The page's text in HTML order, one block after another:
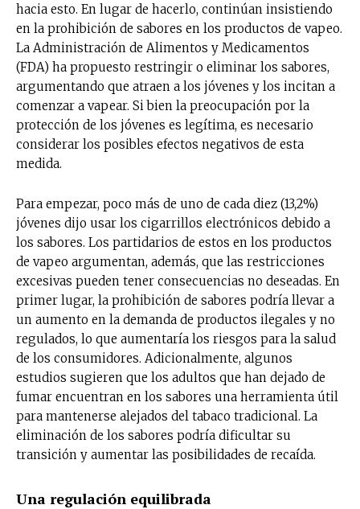
hacia esto. En lugar de hacerlo, continúan insistiendo
en la prohibición de sabores en los productos de vapeo.
La Administración de Alimentos y Medicamentos
(FDA) ha propuesto restringir o eliminar los sabores,
argumentando que atraen a los jóvenes y los incitan a
comenzar a vapear. Si bien la preocupación por la
protección de los jóvenes es legítima, es necesario
considerar los posibles efectos negativos de esta
medida.
Para empezar, poco más de uno de cada diez (13,2%)
jóvenes dijo usar los cigarrillos electrónicos debido a
los sabores. Los partidarios de estos en los productos
de vapeo argumentan, además, que las restricciones
excesivas pueden tener consecuencias no deseadas. En
primer lugar, la prohibición de sabores podría llevar a
un aumento en la demanda de productos ilegales y no
regulados, lo que aumentaría los riesgos para la salud
de los consumidores. Adicionalmente, algunos
estudios sugieren que los adultos que han dejado de
fumar encuentran en los sabores una herramienta útil
para mantenerse alejados del tabaco tradicional. La
eliminación de los sabores podría dificultar su
transición y aumentar las posibilidades de recaída.
Una regulación equilibrada